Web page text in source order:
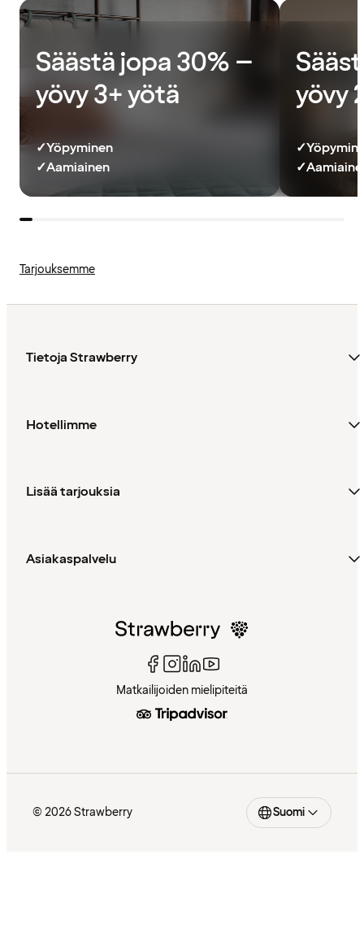
Säästä jopa 30% –
yövy 3+ yötä
✓Yöpyminen
✓Aamiainen
yövy
✓
✓
Tarjouksemme
Tietoja Strawberry
Hotellimme
Lisää tarjouksia
Asiakaspalvelu
Matkailijoiden mielipiteitä
© 2026 Strawberry Suomi